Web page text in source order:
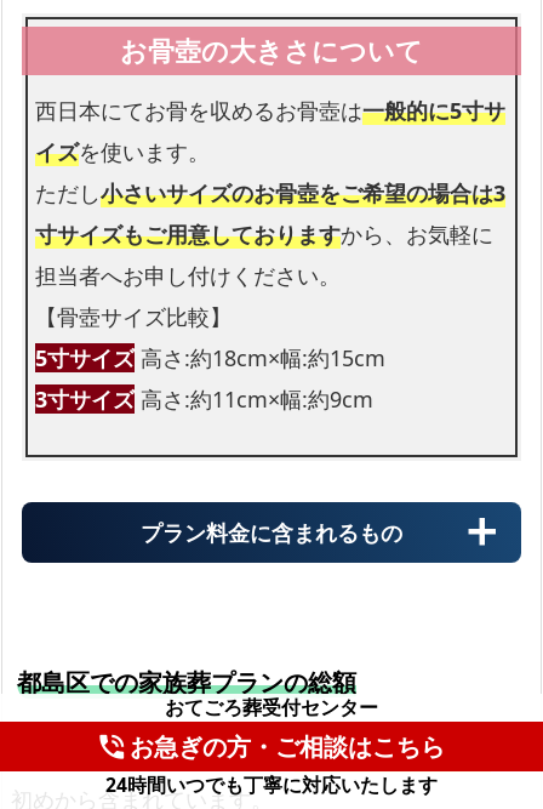
西日本にてお骨を収めるお骨壺は一般的に5寸サ
イズを使います。
ただし小さいサイズのお骨壺をご希望の場合は3
寸サイズもご用意しておりますから、お気軽に
担当者へお申し付けください。
【骨壺サイズ比較】
5寸サイズ 高さ:約18cm×幅:約15cm
3寸サイズ 高さ:約11cm×幅:約9cm
プラン料金に含まれるもの
霊柩車
都島区での家族葬プランの総額
都島区での家族葬プランにはお別れに必要なもの
初めから含まれています。
おてごろ葬受付センター
phone_in_talkお急ぎの方・ご相談はこちら
24時間いつでも丁寧に対応いたします